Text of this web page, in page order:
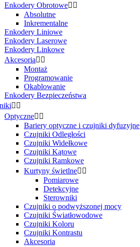
Enkodery Obrotowe 
Absolutne
Inkrementalne
Enkodery Liniowe
Enkodery Laserowe
Enkodery Linkowe
Akcesoria 
Montaż
Programowanie
Okablowanie
Enkodery Bezpieczeństwa
 
Optyczne 
Bariery optyczne i czujniki dyfuzyjne
Czujniki Odległości
Czujniki Widełkowe
Czujniki Kątowe
Czujniki Ramkowe
Kurtyny świetlne 
Pomiarowe
Detekcyjne
Sterowniki
Czujniki o podwyższonej mocy
Czujniki Światłowodowe
Czujniki Koloru
Czujniki Kontrastu
Akcesoria